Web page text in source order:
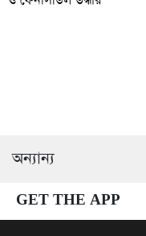
অন্যান্য
GET THE APP